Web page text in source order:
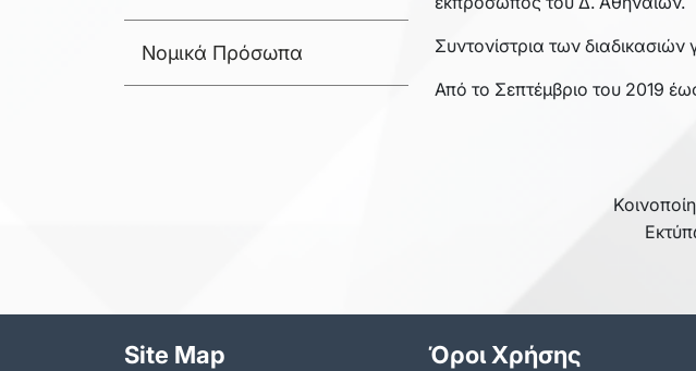
Νομικά Πρόσωπα
Συντονίστρια των
Από το Σεπτέμβριο του 2019
Site Map Όροι Χρήσης